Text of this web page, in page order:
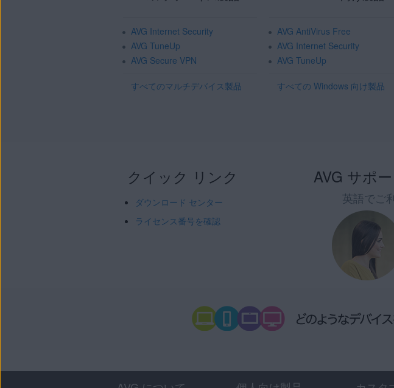
AVG Internet Security
AVG TuneUp
AVG Secure VPN
すべてのマルチデバイス製品
AVG AntiVirus Free
AVG Internet Security
AVG TuneUp
すべての Windows 向け製品
クイック リンク
ダウンロード センター
ライセンス番号を確認
AVG サポ
英語でご